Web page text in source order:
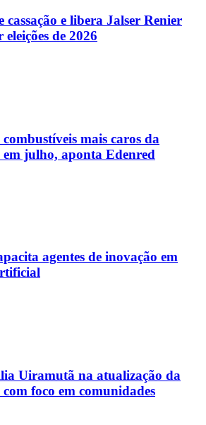
cassação e libera Jalser Renier
de 2026
mais caros da
em julho, aponta Edenred
agentes de inovação em
Uiramutã na atualização da
foco em comunidades